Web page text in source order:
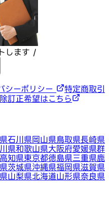
します /
シーポリシー
特定商取引
訂正希望はこちら
石川県岡山県鳥取県長崎県
県和歌山県大阪府愛媛県群
高知県東京都徳島県三重県鹿
茨城県沖縄県福岡県滋賀県
山梨県北海道山形県奈良県